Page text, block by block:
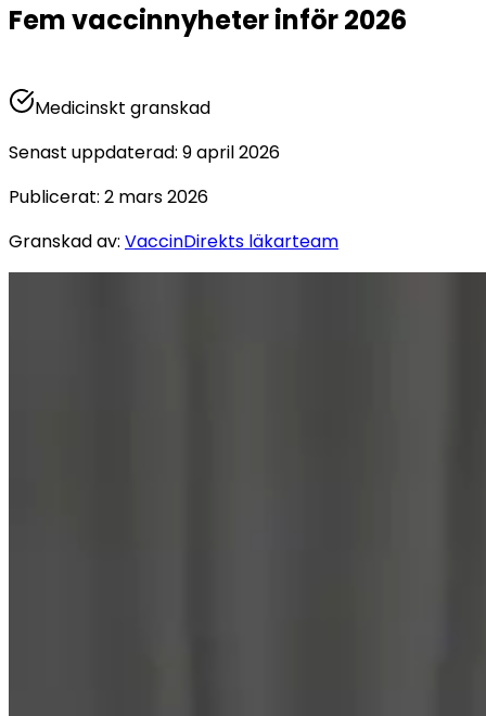
Fem vaccinnyheter inför 2026
Medicinskt granskad
Senast uppdaterad: 9 april 2026
Publicerat: 2 mars 2026
Granskad av: VaccinDirekts läkarteam